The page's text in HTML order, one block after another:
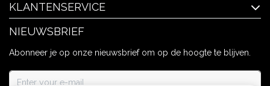
KLANTENSERVICE
NIEUWSBRIEF
Abonneer je op onze nieuwsbrief om op de hoogte te blijven.